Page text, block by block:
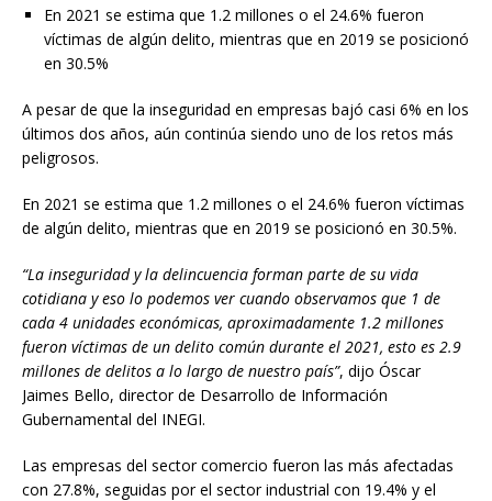
En 2021 se estima que 1.2 millones o el 24.6% fueron
víctimas de algún delito, mientras que en 2019 se posicionó
en 30.5%
A pesar de que la inseguridad en empresas bajó casi 6% en los
últimos dos años, aún continúa siendo uno de los retos más
peligrosos.
En 2021 se estima que 1.2 millones o el 24.6% fueron víctimas
de algún delito, mientras que en 2019 se posicionó en 30.5%.
“La inseguridad y la delincuencia forman parte de su vida
cotidiana y eso lo podemos ver cuando observamos que 1 de
cada 4 unidades económicas, aproximadamente 1.2 millones
fueron víctimas de un delito común durante el 2021, esto es 2.9
millones de delitos a lo largo de nuestro país”, dijo Óscar
Jaimes Bello, director de Desarrollo de Información
Gubernamental del INEGI.
Las empresas del sector comercio fueron las más afectadas
con 27.8%, seguidas por el sector industrial con 19.4% y el